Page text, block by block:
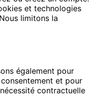
et technologies
limitons la
également pour
et pour
contractuelle